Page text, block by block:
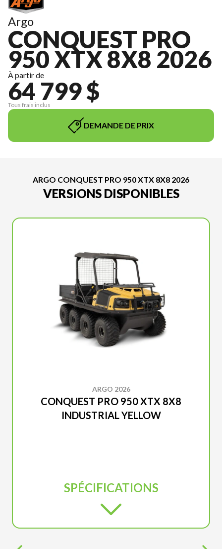
Argo
CONQUEST PRO
950 XTX 8X8 2026
À partir de
64 799 $
Tous frais inclus
DEMANDE DE PRIX
ARGO CONQUEST PRO 950 XTX 8X8 2026
VERSIONS DISPONIBLES
ARGO 2026
CONQUEST PRO 950 XTX 8X8
INDUSTRIAL YELLOW
SPÉCIFICATIONS